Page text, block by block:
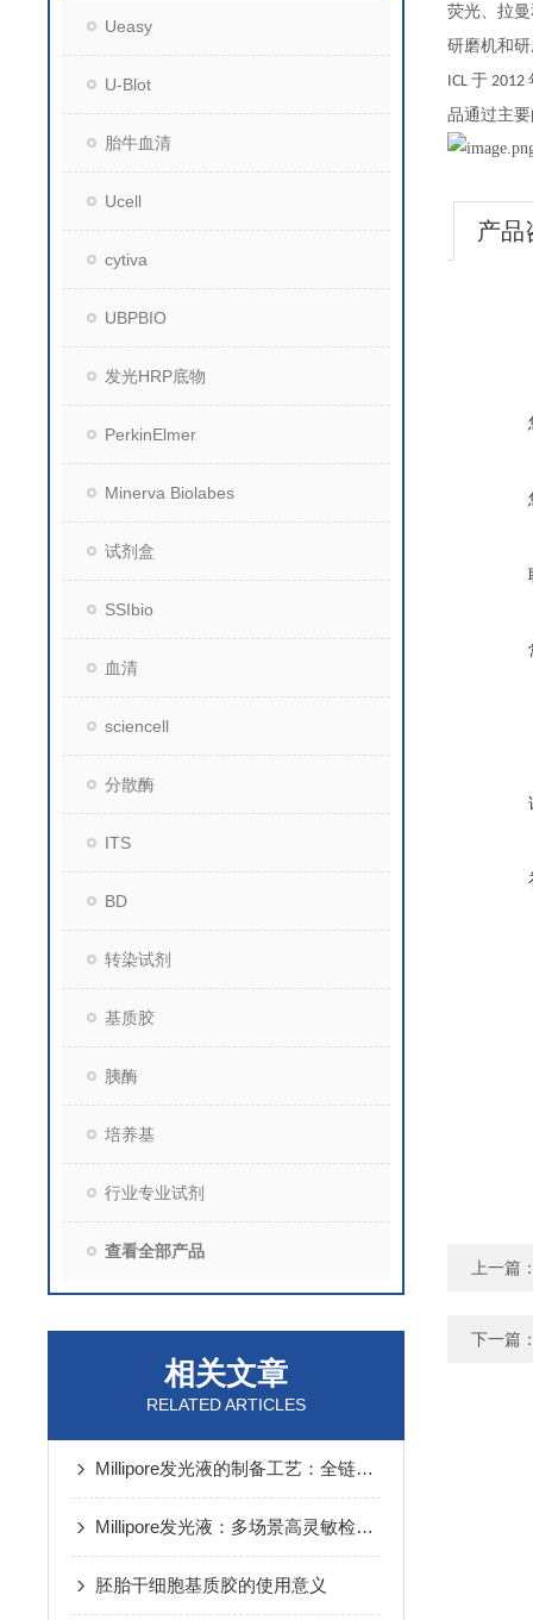
Ueasy
U-Blot
胎牛血清
Ucell
cytiva
UBPBIO
发光HRP底物
PerkinElmer
Minerva Biolabes
试剂盒
SSIbio
血清
sciencell
分散酶
ITS
BD
转染试剂
基质胶
胰酶
培养基
行业专业试剂
查看全部产品
相关文章
RELATED ARTICLES
Millipore发光液的制备工艺：全链路质控保障检测性能稳定
Millipore发光液：多场景高灵敏检测的核心试剂支撑
胚胎干细胞基质胶的使用意义
荧光、拉
研磨机和
ICL 于 2012
品通过主
产品
上一篇
下一篇